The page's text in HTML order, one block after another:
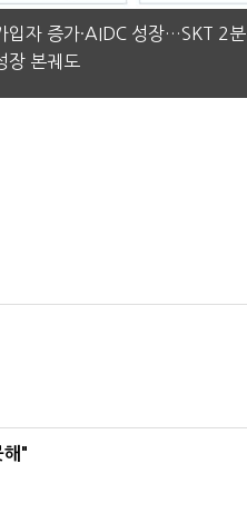
입자 증가·AIDC 성장…SKT 2
장 본궤도
해"